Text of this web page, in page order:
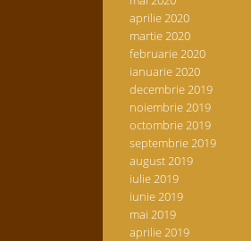
aprilie 2020
martie 2020
februarie 2020
ianuarie 2020
decembrie 2019
noiembrie 2019
octombrie 2019
septembrie 2019
august 2019
iulie 2019
iunie 2019
mai 2019
aprilie 2019